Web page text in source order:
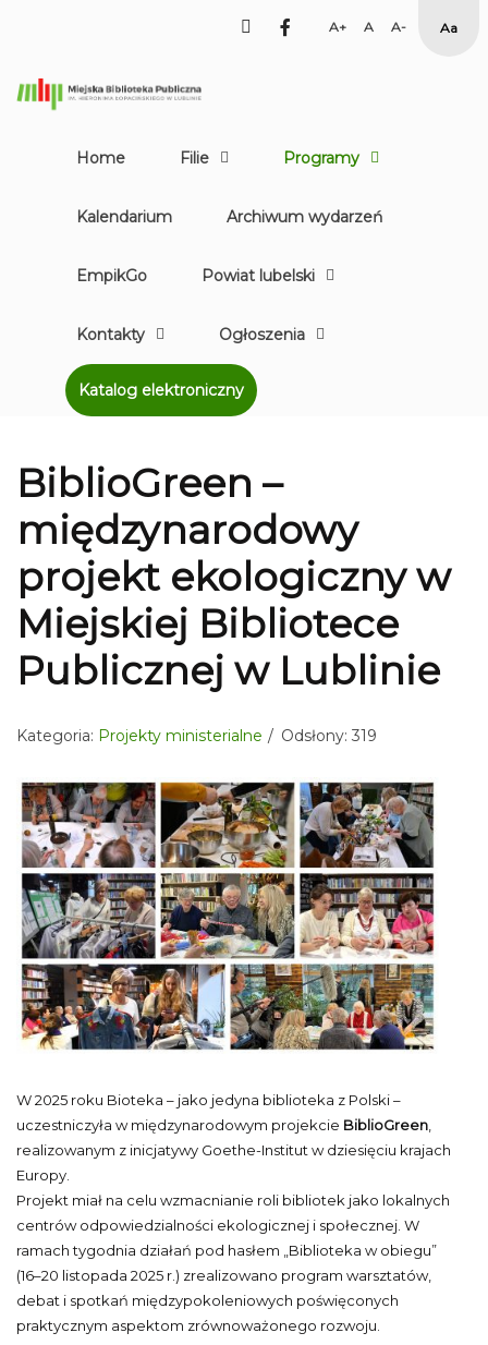
facebook
Set Set
Smaller
High
Home Filie Programy
Kalendarium Archiwum wydarzeń
EmpikGo Powiat lubelski
Kontakty Ogłoszenia
Katalog elektroniczny
BiblioGreen –
międzynarodowy
projekt ekologiczny w
Miejskiej Bibliotece
Publicznej w Lublinie
Kategoria: Projekty ministerialne Odsłony: 319
W 2025 roku Bioteka – jako jedyna biblioteka z Polski –
uczestniczyła w międzynarodowym projekcie BiblioGreen
realizowanym z inicjatywy Goethe-Institut w dziesięciu krajach
Europy.
Projekt miał na celu wzmacnianie roli bibliotek jako lokalnych
centrów odpowiedzialności ekologicznej i społecznej. W
ramach tygodnia działań pod hasłem „Biblioteka w obiegu”
(16–20 listopada 2025 r.) zrealizowano program warsztatów,
debat i spotkań międzypokoleniowych poświęconych
praktycznym aspektom zrównoważonego rozwoju.